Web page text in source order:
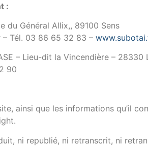
:
du Général Allix,, 89100 Sens
Tél. 03 86 65 32 83 –
– Lieu-dit la Vincendière – 28330
90
ainsi que les informations qu’il
ni republié, ni retranscrit, ni